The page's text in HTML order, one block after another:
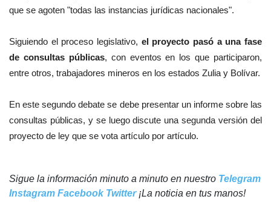
que se agoten "todas las instancias jurídicas nacionales".
Siguiendo el proceso legislativo, el proyecto pasó a una fase
de consultas públicas, con eventos en los que participaron,
entre otros, trabajadores mineros en los estados Zulia y Bolívar.
En este segundo debate se debe presentar un informe sobre las
consultas públicas, y se luego discute una segunda versión del
proyecto de ley que se vota artículo por artículo.
Sigue la información minuto a minuto en nuestro Telegram
Instagram Facebook Twitter¡La noticia en tus manos!